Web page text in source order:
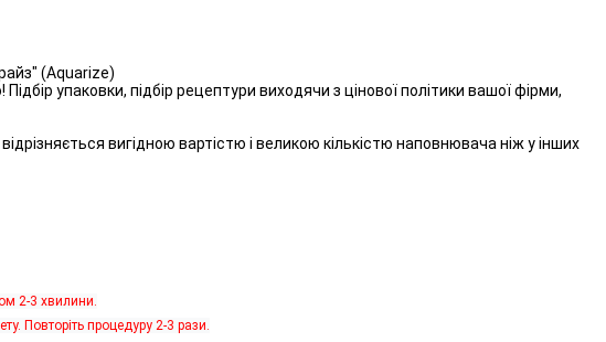
(Aquarize)
упаковки, підбір рецептури виходячи з цінової політики вашої фірми,
вигідною вартістю і великою кількістю наповнювача ніж у інших
2-3 хвилини.
Повторіть процедуру 2-3 рази.